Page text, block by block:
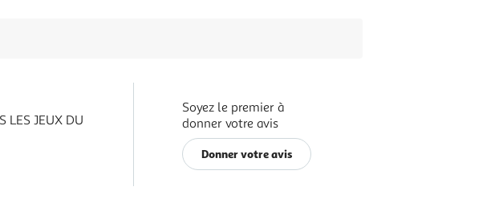
LES JEUX DU
Soyez le premier à
donner votre avis
Donner votre avis